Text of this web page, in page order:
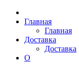
Главная
Главная
Доставка
Доставка
О